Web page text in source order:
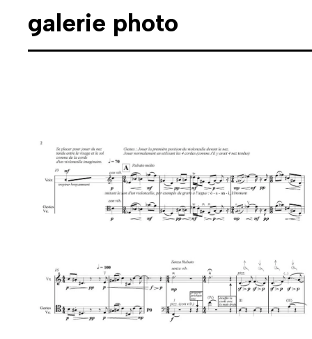
galerie photo